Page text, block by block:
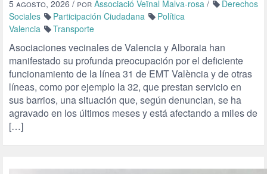
5 agosto, 2026 / por Associació Veïnal Malva-rosa /
Derechos
Sociales
Participación Ciudadana
Política
Valencia
Transporte
Asociaciones vecinales de Valencia y Alboraia han
manifestado su profunda preocupación por el deficiente
funcionamiento de la línea 31 de EMT València y de otras
líneas, como por ejemplo la 32, que prestan servicio en
sus barrios, una situación que, según denuncian, se ha
agravado en los últimos meses y está afectando a miles de
[…]